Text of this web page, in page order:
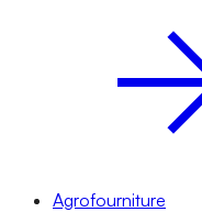
Agrofourniture